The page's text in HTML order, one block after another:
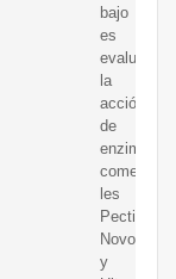
bajo
es
evaluar
la
acción
de
enzimas
comercia-
les
Pectinex,
Novozym
y